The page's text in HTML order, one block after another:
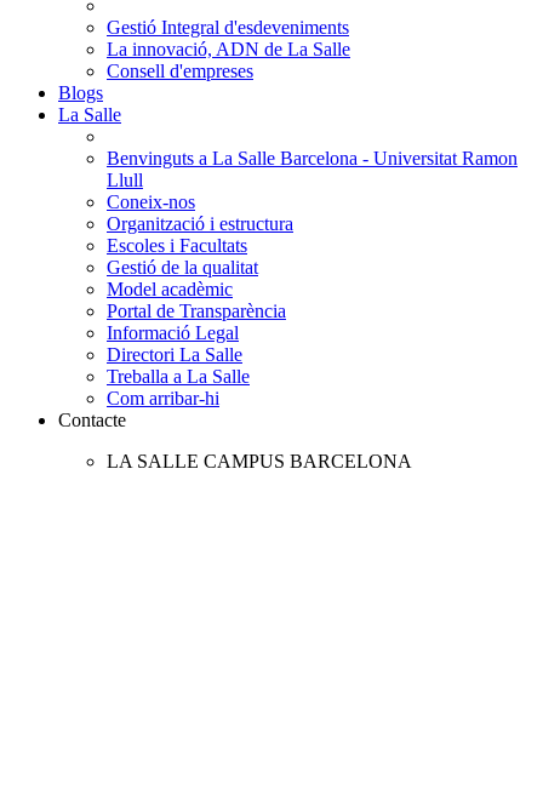
Gestió Integral d'esdeveniments
La innovació, ADN de La Salle
Consell d'empreses
Blogs
La Salle
Benvinguts a La Salle Barcelona - Universitat Ramon
Llull
Coneix-nos
Organització i estructura
Escoles i Facultats
Gestió de la qualitat
Model acadèmic
Portal de Transparència
Informació Legal
Directori La Salle
Treballa a La Salle
Com arribar-hi
Contacte
LA SALLE CAMPUS BARCELONA